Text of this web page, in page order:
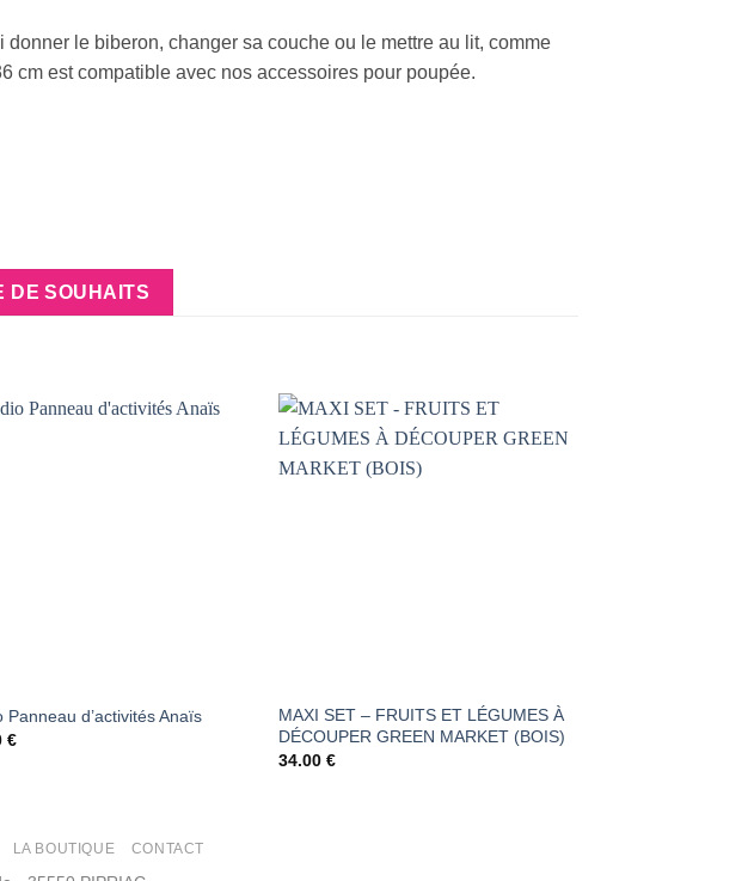
le biberon, changer sa couche ou le mettre au lit, comme
cm est compatible avec nos accessoires pour poupée.
DE SOUHAITS
Panneau d’activités Anaïs
€
MAXI SET – FRUITS ET LÉGUMES À
DÉCOUPER GREEN MARKET (BOIS)
34.00 €
LA BOUTIQUE CONTACT